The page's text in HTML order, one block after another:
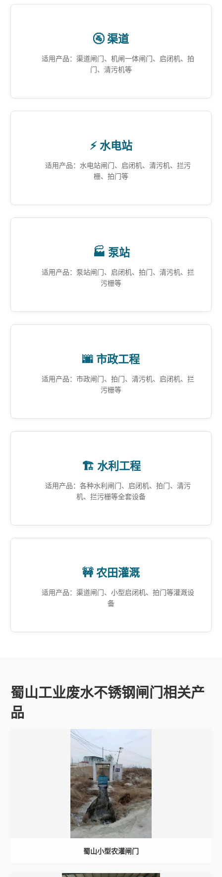
🚰 渠道
适用产品：渠道闸门、机闸一体闸门、启闭机、拍
门、清污机等
⚡ 水电站
适用产品：水电站闸门、启闭机、清污机、拦污
栅、拍门等
🏭 泵站
适用产品：泵站闸门、启闭机、拍门、清污机、拦
污栅等
🌆 市政工程
适用产品：市政闸门、拍门、清污机、启闭机、拦
污栅等
🏗️ 水利工程
适用产品：各种水利闸门、启闭机、拍门、清污
机、拦污栅等全套设备
🚧 农田灌溉
适用产品：渠道闸门、小型启闭机、拍门等灌溉设
备
蜀山工业废水不锈钢闸门相关产
品
蜀山小型农灌闸门